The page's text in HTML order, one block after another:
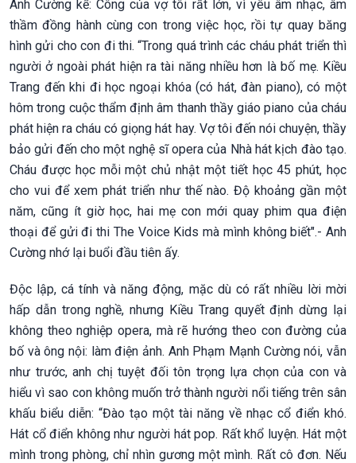
Anh Cường kể: Công của vợ tôi rất lớn, vì yêu âm nhạc, âm
thầm đồng hành cùng con trong việc học, rồi tự quay băng
hình gửi cho con đi thi. “Trong quá trình các cháu phát triển thì
người ở ngoài phát hiện ra tài năng nhiều hơn là bố mẹ. Kiều
Trang đến khi đi học ngoại khóa (có hát, đàn piano), có một
hôm trong cuộc thẩm định âm thanh thầy giáo piano của cháu
phát hiện ra cháu có giọng hát hay. Vợ tôi đến nói chuyện, thầy
bảo gửi đến cho một nghệ sĩ opera của Nhà hát kịch đào tạo.
Cháu được học mỗi một chủ nhật một tiết học 45 phút, học
cho vui để xem phát triển như thế nào. Độ khoảng gần một
năm, cũng ít giờ học, hai mẹ con mới quay phim qua điện
thoại để gửi đi thi The Voice Kids mà mình không biết".- Anh
Cường nhớ lại buổi đầu tiên ấy.
Độc lập, cá tính và năng động, mặc dù có rất nhiều lời mời
hấp dẫn trong nghề, nhưng Kiều Trang quyết định dừng lại
không theo nghiệp opera, mà rẽ hướng theo con đường của
bố và ông nội: làm điện ảnh. Anh Phạm Mạnh Cường nói, vẫn
như trước, anh chị tuyệt đối tôn trọng lựa chọn của con và
hiểu vì sao con không muốn trở thành người nổi tiếng trên sân
khấu biểu diễn: “Đào tạo một tài năng về nhạc cổ điển khó.
Hát cổ điển không như người hát pop. Rất khổ luyện. Hát một
mình trong phòng, chỉ nhìn gương một mình. Rất cô đơn. Nếu